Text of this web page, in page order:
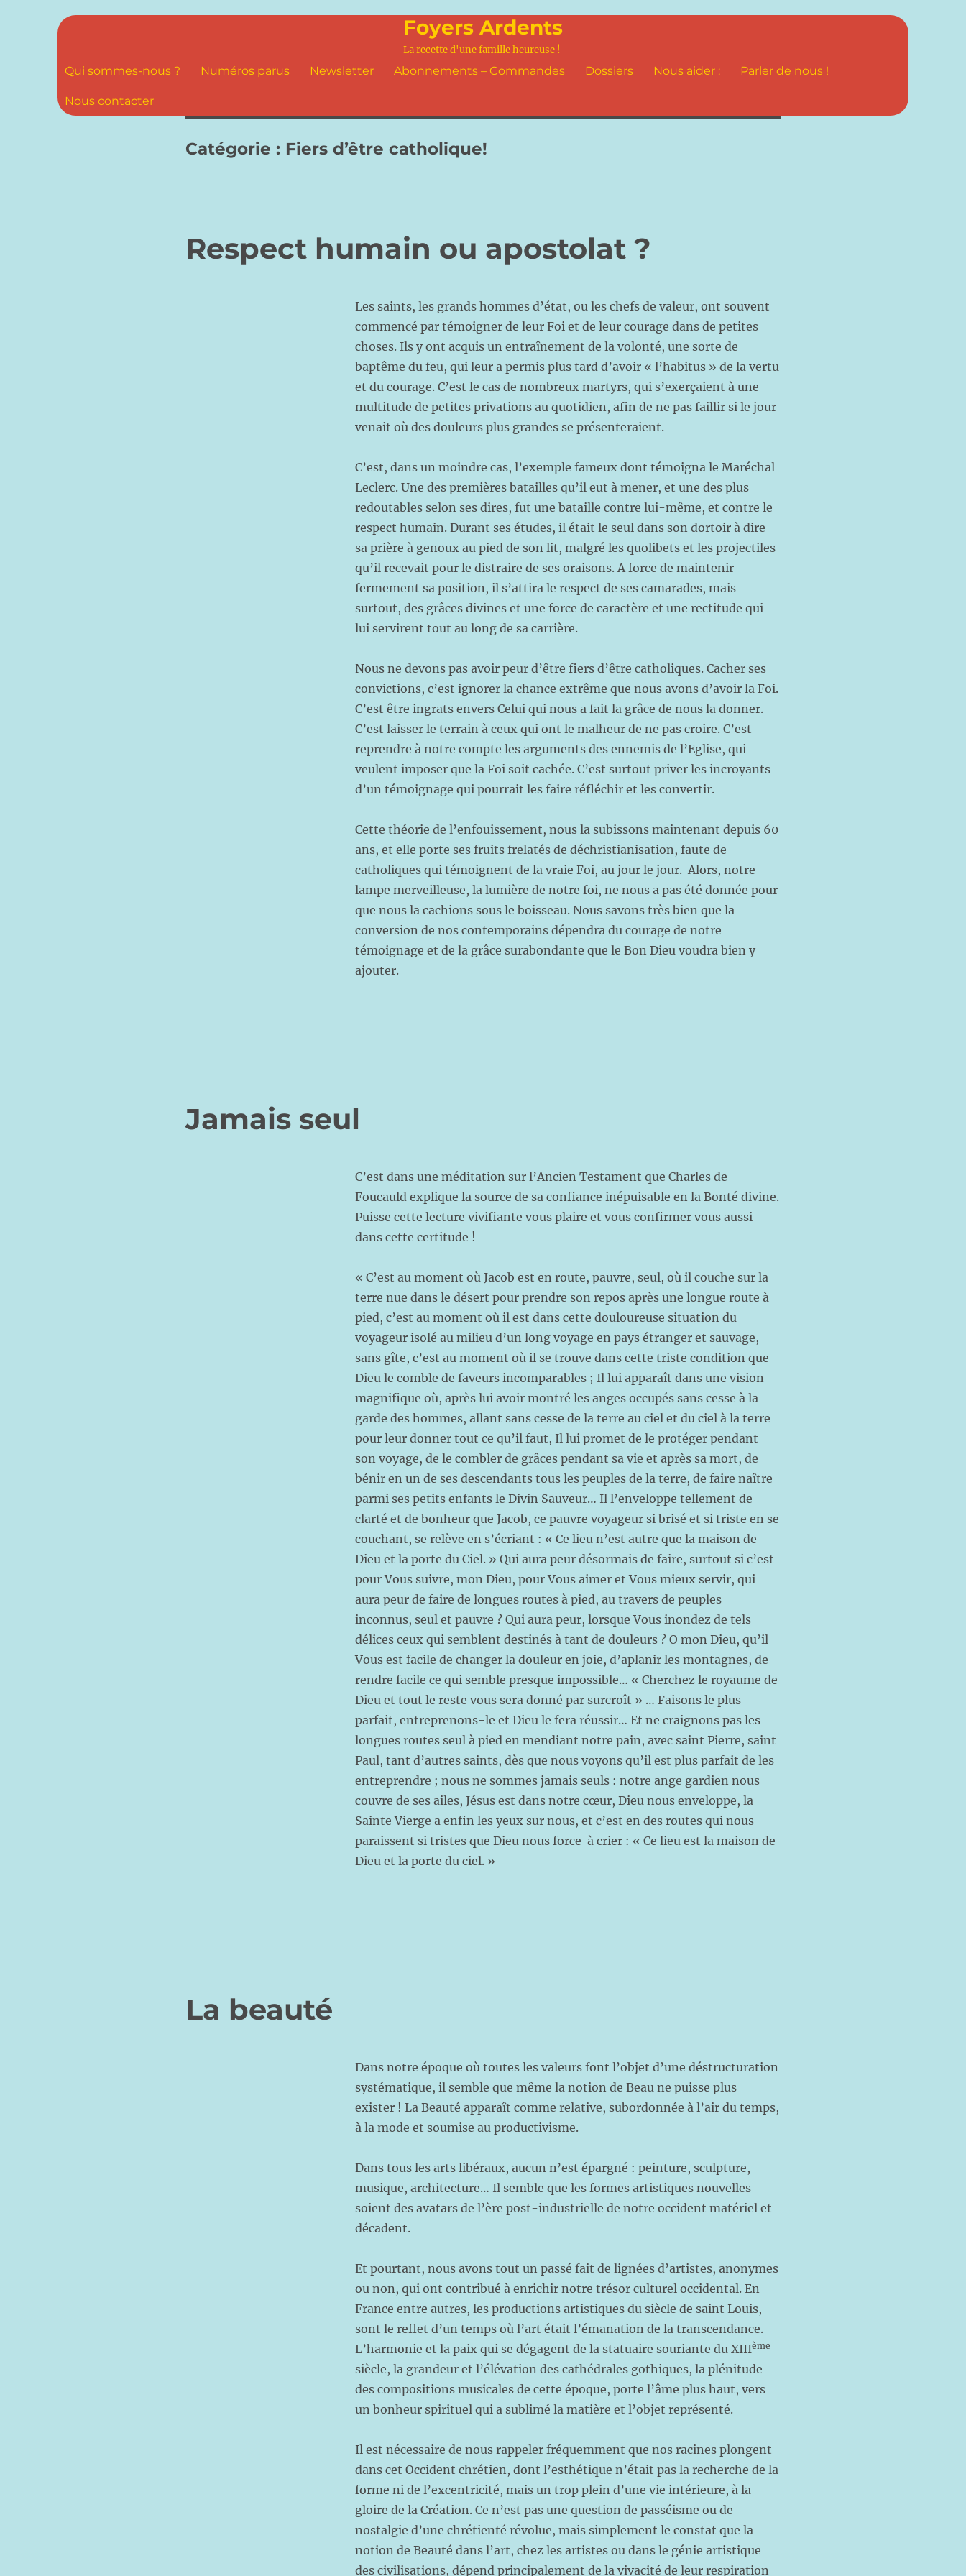
Foyers Ardents
La recette d'une famille heureuse !
Qui sommes-nous ? Numéros parus Newsletter Abonnements – Commandes Dossiers Nous aider : Parler de nous !
Nous contacter
Catégorie : Fiers d’être catholique!
Respect humain ou apostolat ?
Les saints, les grands hommes d’état, ou les chefs de valeur, ont souvent
commencé par témoigner de leur Foi et de leur courage dans de petites
choses. Ils y ont acquis un entraînement de la volonté, une sorte de
baptême du feu, qui leur a permis plus tard d’avoir « l’habitus » de la vertu
et du courage. C’est le cas de nombreux martyrs, qui s’exerçaient à une
multitude de petites privations au quotidien, afin de ne pas faillir si le jour
venait où des douleurs plus grandes se présenteraient.
C’est, dans un moindre cas, l’exemple fameux dont témoigna le Maréchal
Leclerc. Une des premières batailles qu’il eut à mener, et une des plus
redoutables selon ses dires, fut une bataille contre lui-même, et contre le
respect humain. Durant ses études, il était le seul dans son dortoir à dire
sa prière à genoux au pied de son lit, malgré les quolibets et les projectiles
qu’il recevait pour le distraire de ses oraisons. A force de maintenir
fermement sa position, il s’attira le respect de ses camarades, mais
surtout, des grâces divines et une force de caractère et une rectitude qui
lui servirent tout au long de sa carrière.
Nous ne devons pas avoir peur d’être fiers d’être catholiques. Cacher ses
convictions, c’est ignorer la chance extrême que nous avons d’avoir la Foi.
C’est être ingrats envers Celui qui nous a fait la grâce de nous la donner.
C’est laisser le terrain à ceux qui ont le malheur de ne pas croire. C’est
reprendre à notre compte les arguments des ennemis de l’Eglise, qui
veulent imposer que la Foi soit cachée. C’est surtout priver les incroyants
d’un témoignage qui pourrait les faire réfléchir et les convertir.
Cette théorie de l’enfouissement, nous la subissons maintenant depuis 60
ans, et elle porte ses fruits frelatés de déchristianisation, faute de
catholiques qui témoignent de la vraie Foi, au jour le jour. Alors, notre
lampe merveilleuse, la lumière de notre foi, ne nous a pas été donnée pour
que nous la cachions sous le boisseau. Nous savons très bien que la
conversion de nos contemporains dépendra du courage de notre
témoignage et de la grâce surabondante que le Bon Dieu voudra bien y
ajouter.
Jamais seul
C’est dans une méditation sur l’Ancien Testament que Charles de
Foucauld explique la source de sa confiance inépuisable en la Bonté divine.
Puisse cette lecture vivifiante vous plaire et vous confirmer vous aussi
dans cette certitude !
« C’est au moment où Jacob est en route, pauvre, seul, où il couche sur la
terre nue dans le désert pour prendre son repos après une longue route à
pied, c’est au moment où il est dans cette douloureuse situation du
voyageur isolé au milieu d’un long voyage en pays étranger et sauvage,
sans gîte, c’est au moment où il se trouve dans cette triste condition que
Dieu le comble de faveurs incomparables ; Il lui apparaît dans une vision
magnifique où, après lui avoir montré les anges occupés sans cesse à la
garde des hommes, allant sans cesse de la terre au ciel et du ciel à la terre
pour leur donner tout ce qu’il faut, Il lui promet de le protéger pendant
son voyage, de le combler de grâces pendant sa vie et après sa mort, de
bénir en un de ses descendants tous les peuples de la terre, de faire naître
parmi ses petits enfants le Divin Sauveur… Il l’enveloppe tellement de
clarté et de bonheur que Jacob, ce pauvre voyageur si brisé et si triste en se
couchant, se relève en s’écriant : « Ce lieu n’est autre que la maison de
Dieu et la porte du Ciel. » Qui aura peur désormais de faire, surtout si c’est
pour Vous suivre, mon Dieu, pour Vous aimer et Vous mieux servir, qui
aura peur de faire de longues routes à pied, au travers de peuples
inconnus, seul et pauvre ? Qui aura peur, lorsque Vous inondez de tels
délices ceux qui semblent destinés à tant de douleurs ? O mon Dieu, qu’il
Vous est facile de changer la douleur en joie, d’aplanir les montagnes, de
rendre facile ce qui semble presque impossible… « Cherchez le royaume de
Dieu et tout le reste vous sera donné par surcroît » … Faisons le plus
parfait, entreprenons-le et Dieu le fera réussir… Et ne craignons pas les
longues routes seul à pied en mendiant notre pain, avec saint Pierre, saint
Paul, tant d’autres saints, dès que nous voyons qu’il est plus parfait de les
entreprendre ; nous ne sommes jamais seuls : notre ange gardien nous
couvre de ses ailes, Jésus est dans notre cœur, Dieu nous enveloppe, la
Sainte Vierge a enfin les yeux sur nous, et c’est en des routes qui nous
paraissent si tristes que Dieu nous force à crier : « Ce lieu est la maison de
Dieu et la porte du ciel. »
La beauté
Dans notre époque où toutes les valeurs font l’objet d’une déstructuration
systématique, il semble que même la notion de Beau ne puisse plus
exister ! La Beauté apparaît comme relative, subordonnée à l’air du temps,
à la mode et soumise au productivisme.
Dans tous les arts libéraux, aucun n’est épargné : peinture, sculpture,
musique, architecture… Il semble que les formes artistiques nouvelles
soient des avatars de l’ère post-industrielle de notre occident matériel et
décadent.
Et pourtant, nous avons tout un passé fait de lignées d’artistes, anonymes
ou non, qui ont contribué à enrichir notre trésor culturel occidental. En
France entre autres, les productions artistiques du siècle de saint Louis,
sont le reflet d’un temps où l’art était l’émanation de la transcendance.
L’harmonie et la paix qui se dégagent de la statuaire souriante du XIIIème
siècle, la grandeur et l’élévation des cathédrales gothiques, la plénitude
des compositions musicales de cette époque, porte l’âme plus haut, vers
un bonheur spirituel qui a sublimé la matière et l’objet représenté.
Il est nécessaire de nous rappeler fréquemment que nos racines plongent
dans cet Occident chrétien, dont l’esthétique n’était pas la recherche de la
forme ni de l’excentricité, mais un trop plein d’une vie intérieure, à la
gloire de la Création. Ce n’est pas une question de passéisme ou de
nostalgie d’une chrétienté révolue, mais simplement le constat que la
notion de Beauté dans l’art, chez les artistes ou dans le génie artistique
des civilisations, dépend principalement de la vivacité de leur respiration